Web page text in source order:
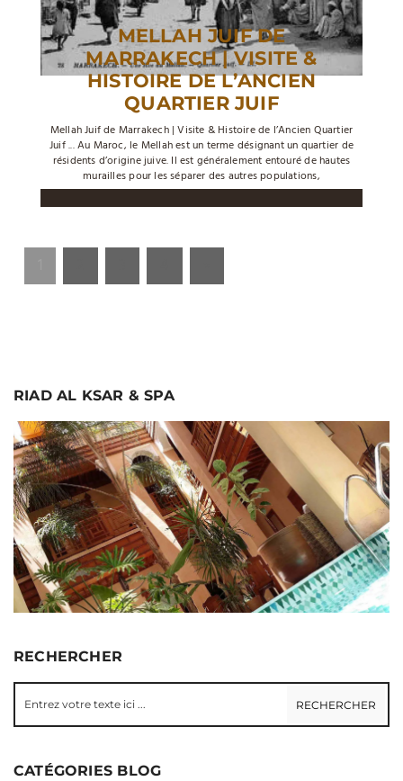
MELLAH JUIF DE
MARRAKECH | VISITE &
HISTOIRE DE L’ANCIEN
QUARTIER JUIF
Mellah Juif de Marrakech | Visite & Histoire de l’Ancien Quartier
Juif ... Au Maroc, le Mellah est un terme désignant un quartier de
résidents d’origine juive. Il est généralement entouré de hautes
murailles pour les séparer des autres populations,
RIAD AL KSAR & SPA
RECHERCHER
CATÉGORIES BLOG